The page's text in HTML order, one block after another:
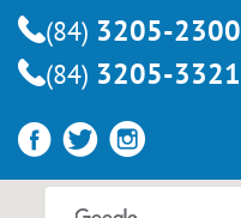
(84) 3205-2300
(84) 3205-3321